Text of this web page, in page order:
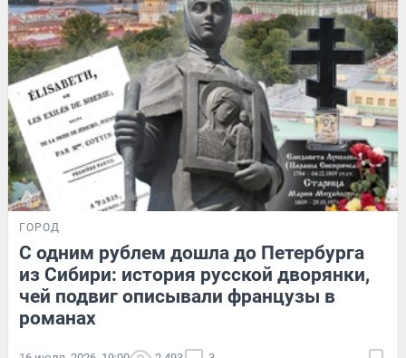
ГОРОД
С одним рублем дошла до Петербурга
из Сибири: история русской дворянки,
чей подвиг описывали французы в
романах